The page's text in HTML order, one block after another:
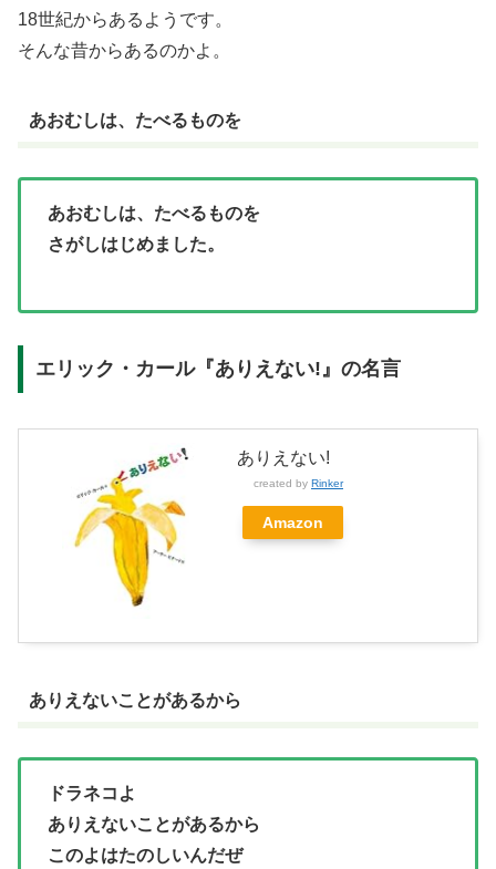
18世紀からあるようです。
そんな昔からあるのかよ。
あおむしは、たべるものを
あおむしは、たべるものを
さがしはじめました。
エリック・カール『ありえない!』の名言
ありえない!
created by Rinker
Amazon
ありえないことがあるから
ドラネコよ
ありえないことがあるから
このよはたのしいんだぜ